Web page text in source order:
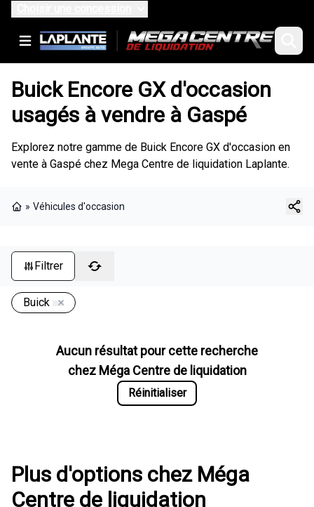
Buick Encore GX d'occasion
usagés à vendre à Gaspé
Explorez notre gamme de Buick Encore GX d'occasion en
vente à Gaspé chez Mega Centre de liquidation Laplante.
» Véhicules d'occasion
Filtrer
Buick
Aucun résultat pour cette recherche
chez Méga Centre de liquidation
Réinitialiser
Plus d'options chez Méga
Centre de liquidation